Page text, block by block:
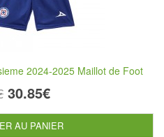
2024-2025 Maillot de Foot
30.85€
AU PANIER